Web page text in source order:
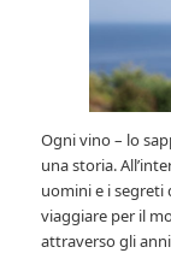
Ogni vino – lo
una storia.
uomini e i segreti
viaggiare per il
attraverso gli